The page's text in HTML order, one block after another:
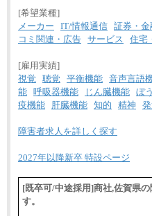
■(株)JTBビジネ
有期契約職 月
※詳細はJTBキャ
総合職 月給
中途：
①月給227,000円
②月給212,000円
④月給23万円～37
⑤月給20万円～25
⑦月給271,000円
⑯月給185,000円
⑰月給237,000円
[希望業種]
メーカー
IT/情報通信 証券・
コミ関連・広告 サービス 住宅
[雇用実績]
視覚
聴覚 平衡機能 音声言語
能 呼吸器機能 じん臓機能 ぼ
疫機能
肝臓機能 知的 精神
障害者求人を詳しく探す
2027年以降新卒 特設ページ
[既卒可/中途採用]商社,佐賀県
す。